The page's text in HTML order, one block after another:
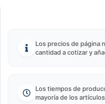
Los precios de página
cantidad a cotizar y
Los tiempos de
mayoría de los